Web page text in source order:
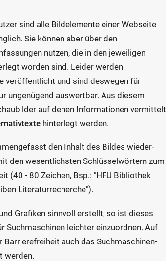
sind alle Bildelemente einer Webseite
Sie können aber über den
nutzen, die in den jeweiligen
worden sind. Leider werden
veröffentlicht und sind deswegen für
ungenügend auswertbar. Aus diesem
auf denen Informationen vermittelt
hinterlegt werden.
den Inhalt des Bildes wieder-
den wesentlichsten Schlüsselwörtern zum
(40 - 80 Zeichen, Bsp.: "HFU Bibliothek
Literaturrecherche").
Grafiken sinnvoll erstellt, so ist dieses
Suchmaschinen leichter einzuordnen. Auf
auch das Suchmaschinen-
werden.